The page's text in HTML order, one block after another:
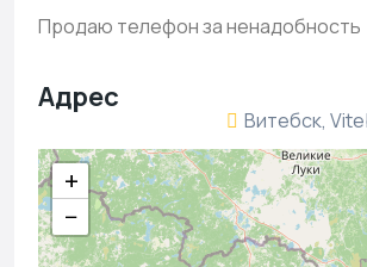
Продаю телефон за ненадобность
Адрес
Витебск,
+
−